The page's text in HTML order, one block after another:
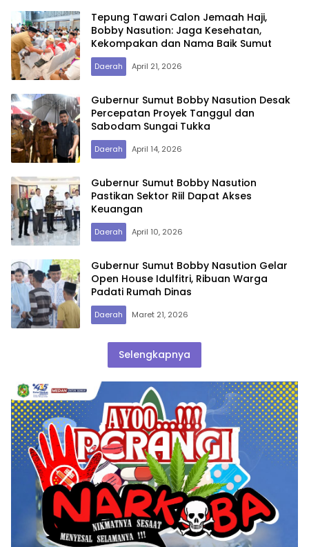
Tepung Tawari Calon Jemaah Haji,
Bobby Nasution: Jaga Kesehatan,
Kekompakan dan Nama Baik Sumut
Daerah April 21, 2026
Gubernur Sumut Bobby Nasution Desak
Percepatan Proyek Tanggul dan
Sabodam Sungai Tukka
Daerah April 14, 2026
Gubernur Sumut Bobby Nasution
Pastikan Sektor Riil Dapat Akses
Keuangan
Daerah April 10, 2026
Gubernur Sumut Bobby Nasution Gelar
Open House Idulfitri, Ribuan Warga
Padati Rumah Dinas
Daerah Maret 21, 2026
Selengkapnya